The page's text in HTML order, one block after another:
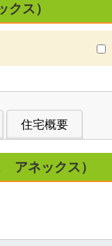
ス）
住宅概要
アネックス）